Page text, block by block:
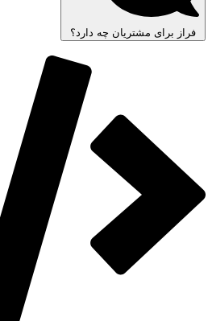
فراز برای مشتریان چه دارد؟